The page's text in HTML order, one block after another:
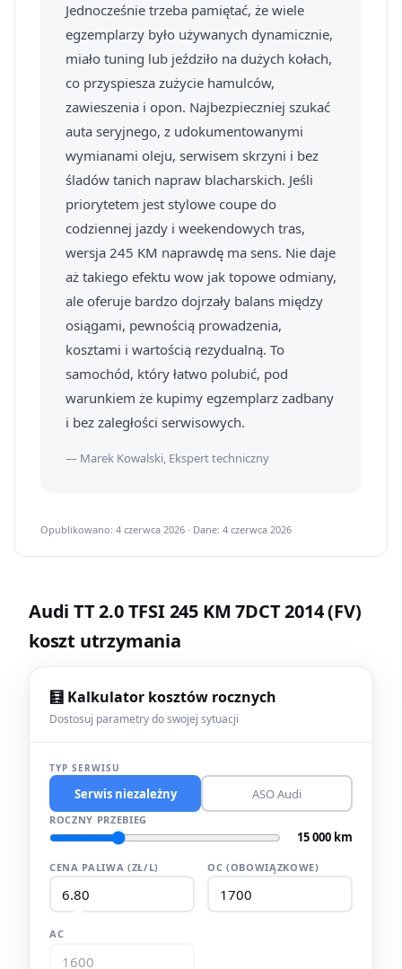
Jednocześnie trzeba pamiętać, że wiele
egzemplarzy było używanych dynamicznie,
miało tuning lub jeździło na dużych kołach,
co przyspiesza zużycie hamulców,
zawieszenia i opon. Najbezpieczniej szukać
auta seryjnego, z udokumentowanymi
wymianami oleju, serwisem skrzyni i bez
śladów tanich napraw blacharskich. Jeśli
priorytetem jest stylowe coupe do
codziennej jazdy i weekendowych tras,
wersja 245 KM naprawdę ma sens. Nie daje
aż takiego efektu wow jak topowe odmiany,
ale oferuje bardzo dojrzały balans między
osiągami, pewnością prowadzenia,
kosztami i wartością rezydualną. To
samochód, który łatwo polubić, pod
warunkiem że kupimy egzemplarz zadbany
i bez zaległości serwisowych.
— Marek Kowalski, Ekspert techniczny
Opublikowano: 4 czerwca 2026 · Dane: 4 czerwca 2026
Audi TT 2.0 TFSI 245 KM 7DCT 2014 (FV)
koszt utrzymania
🧮 Kalkulator kosztów rocznych
Dostosuj parametry do swojej sytuacji
TYP SERWISU
Serwis niezależny ASO Audi
ROCZNY PRZEBIEG
15 000 km
CENA PALIWA (ZŁ/L) OC (OBOWIĄZKOWE)
AC